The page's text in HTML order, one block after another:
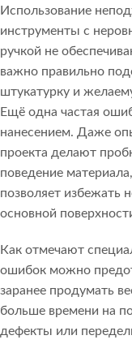
Использование
инструменты с
ручкой не
важно правильно
штукатурку и
Ещё одна частая
нанесением. Даже
проекта делают
поведение
позволяет избежать
основной
Как отмечают
ошибок можно
заранее продумать
больше времени на
дефекты или